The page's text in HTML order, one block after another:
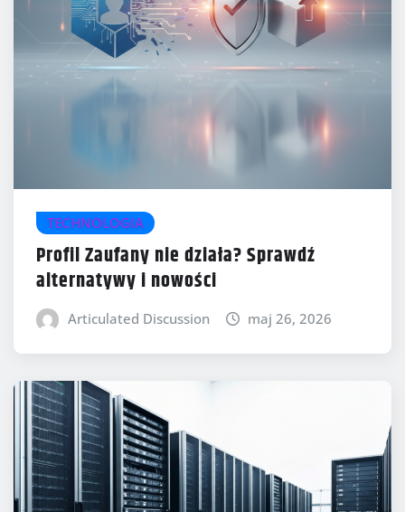
TECHNOLOGIA
Profil Zaufany nie działa? Sprawdź
alternatywy i nowości
Articulated Discussion maj 26, 2026